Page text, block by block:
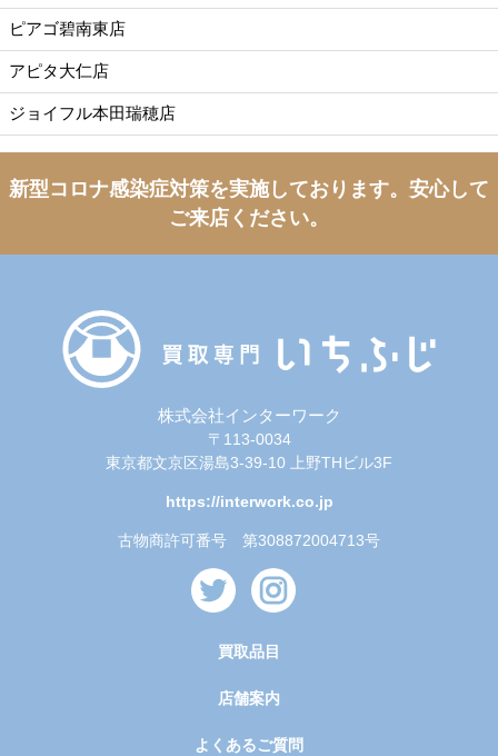
ピアゴ碧南東店
アピタ大仁店
ジョイフル本田瑞穂店
新型コロナ感染症対策を実施しております。 安心して
ご来店ください。
株式会社インターワーク
〒113-0034
東京都文京区湯島3-39-10 上野THビル3F
https://interwork.co.jp
古物商許可番号 第308872004713号
買取品目
店舗案内
よくあるご質問